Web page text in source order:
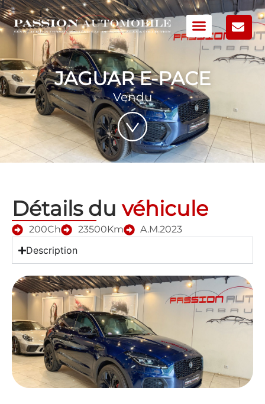
JAGUAR E-PACE
Vendu
Détails du véhicule
200Ch 23500Km A.M.2023
Description